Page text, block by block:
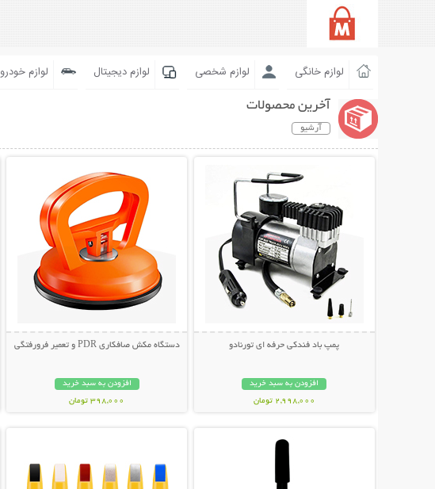
لوازم خانگی لوازم شخصی لوازم دیجیتال لوازم خودرو
آخرین محصولات
آرشیو
پمپ باد فندکی حرفه ای تورنادو
افزودن به سبد خرید
2,998,000 تومان
دستگاه مکش صافکاری PDR و تعمیر فرورفتگی
افزودن به سبد خرید
398,000 تومان